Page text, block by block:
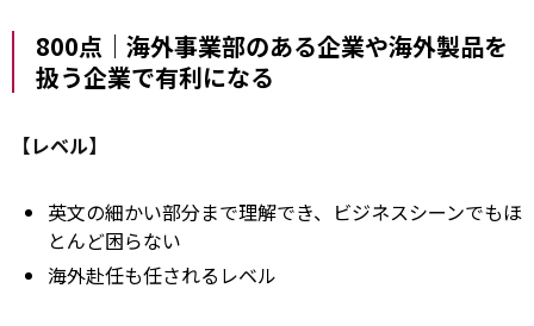
800点｜海外事業部のある企業や海外製品を
扱う企業で有利になる
【レベル】
英文の細かい部分まで理解でき、ビジネスシーンでもほ
とんど困らない
海外赴任も任されるレベル